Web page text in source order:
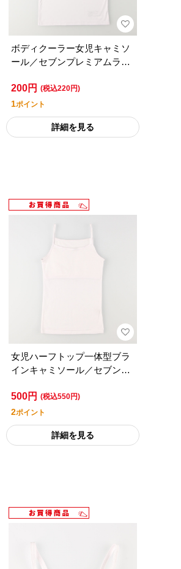
ボディクーラー女児キャミソ
ール／セブンプレミアムライ
200円 (税込220円)
1ポイント
詳細を見る
女児ハーフトップ一体型ブラ
インキャミソール／セブンプ
500円 (税込550円)
2ポイント
詳細を見る